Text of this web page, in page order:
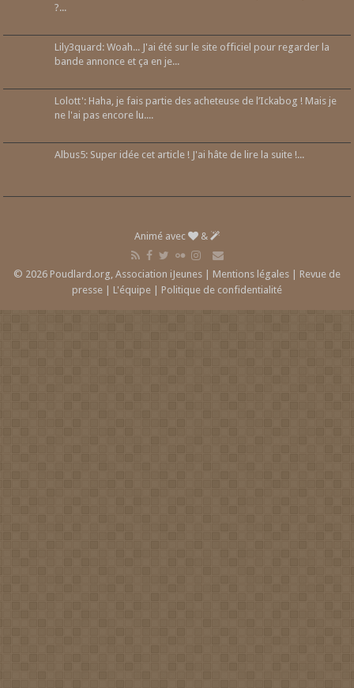
?...
Lily3quard: Woah... J'ai été sur le site officiel pour regarder la
bande annonce et ça en je...
Lolott': Haha, je fais partie des acheteuse de l’Ickabog ! Mais je
ne l'ai pas encore lu....
Albus5: Super idée cet article ! J'ai hâte de lire la suite !...
Animé avec &
© 2026 Poudlard.org, Association iJeunes | Mentions légales | Revue de
presse | L'équipe | Politique de confidentialité